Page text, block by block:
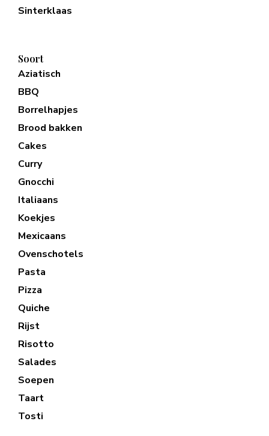
Sinterklaas
Soort
Aziatisch
BBQ
Borrelhapjes
Brood bakken
Cakes
Curry
Gnocchi
Italiaans
Koekjes
Mexicaans
Ovenschotels
Pasta
Pizza
Quiche
Rijst
Risotto
Salades
Soepen
Taart
Tosti